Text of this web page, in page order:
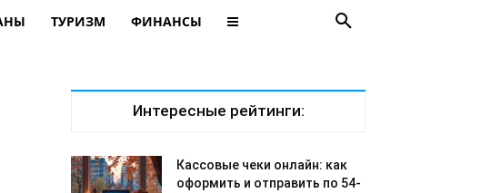
ТУРИЗМ ФИНАНСЫ
Интересные рейтинги:
Кассовые чеки онлайн: как
оформить и отправить по 54-